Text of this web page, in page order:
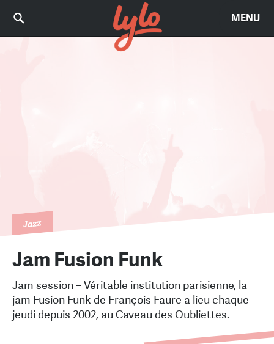
MENU
Jazz
Jam Fusion Funk
Jam session – Véritable institution parisienne, la
jam Fusion Funk de François Faure a lieu chaque
jeudi depuis 2002, au Caveau des Oubliettes.